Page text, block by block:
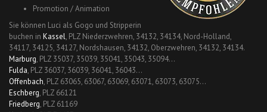
Promotion / Animation
Sie können Luci als Gogo und Stripperin
buchen in Kassel, PLZ Niederzwehren, 34132, 34134, Nord-Holland,
34117, 34125, 34127, Nordshausen, 34132, Oberzwehren, 34132, 34134.
Marburg, PLZ 35037, 35039, 35041, 35043, 35094…
Fulda, PLZ 36037, 36039, 36041, 36043…
Offenbach, PLZ 63065, 63067, 63069, 63071, 63073, 63075…
Eschberg, PLZ 66121
Friedberg, PLZ 61169